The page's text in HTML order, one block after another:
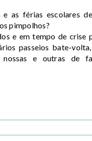
as férias escolares
pimpolhos?
e em tempo de crise
passeios bate-
nossas e outras de